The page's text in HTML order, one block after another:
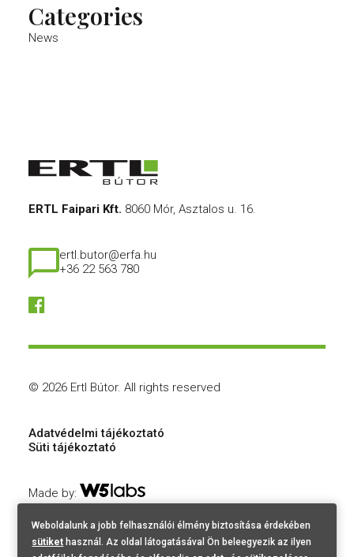
Categories
News
ERTL Faipari Kft. 8060 Mór, Asztalos u. 16.
ertl.butor@erfa.hu
+36 22 563 780
© 2026 Ertl Bútor. All rights reserved
Adatvédelmi tájékoztató
Süti tájékoztató
Made by:
Weboldalunk a jobb felhasználói élmény biztosítása érdekében
sütiket használ. Az oldal látogatásával Ön beleegyezik az ilyen